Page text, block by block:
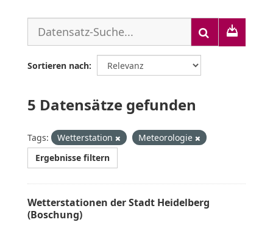
Sortieren nach
5 Datensätze gefunden
Tags: Wetterstation
Meteorologie
Ergebnisse filtern
Wetterstationen der Stadt Heidelberg
(Boschung)